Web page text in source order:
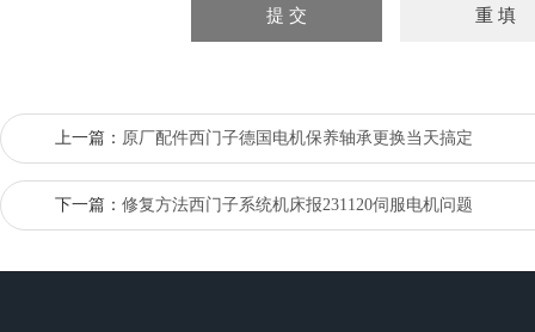
上一篇： 原厂配件西门子德国电机保养轴承更换当天搞定
下一篇： 修复方法西门子系统机床报231120伺服电机问题